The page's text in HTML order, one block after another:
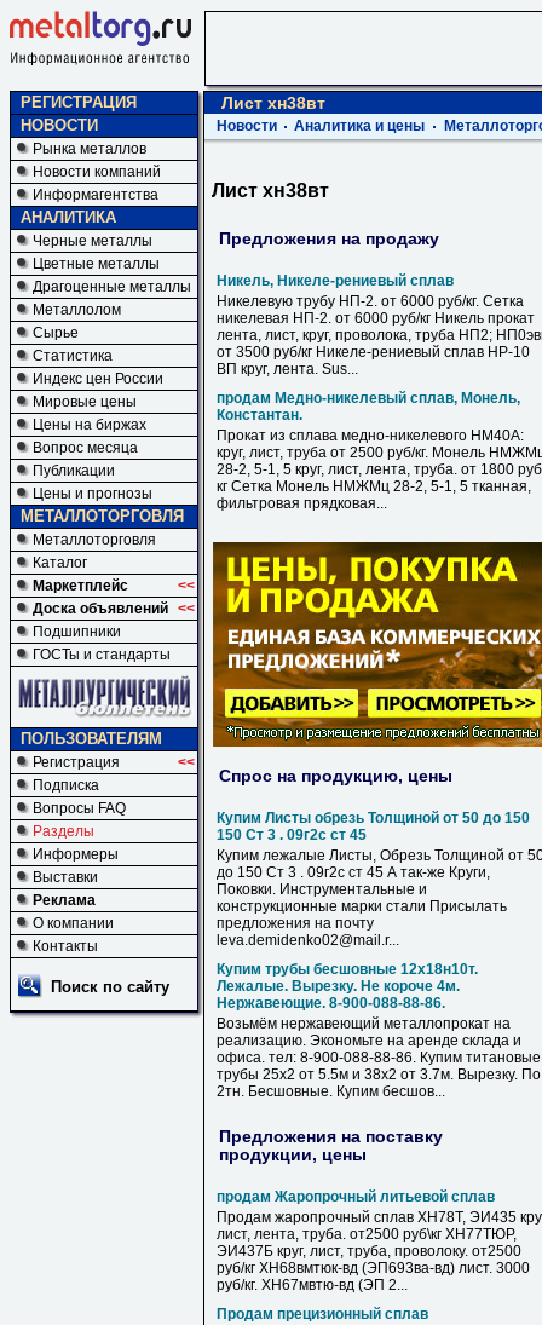
РЕГИСТРАЦИЯ
НОВОСТИ
Рынка металлов
Новости компаний
Информагентства
АНАЛИТИКА
Черные металлы
Цветные металлы
Драгоценные металлы
Металлолом
Сырье
Статистика
Индекс цен России
Мировые цены
Цены на биржах
Вопрос месяца
Публикации
Цены и прогнозы
МЕТАЛЛОТОРГОВЛЯ
Металлоторговля
Каталог
Маркетплейс
<<
Доска объявлений <<
Подшипники
ГОСТы и стандарты
ПОЛЬЗОВАТЕЛЯМ
Регистрация
<<
Подписка
Вопросы FAQ
Разделы
Информеры
Выставки
Реклама
О компании
Контакты
Поиск по сайту
Лист хн38вт
Новости Аналитика и цены
Лист хн38вт
Предложения на продажу
Никель, Никеле-рениевый сплав
Никелевую трубу НП-2. от 6000 руб/кг. Сетка
никелевая НП-2. от 6000 руб/кг Никель прокат
лента, лист, круг, проволока, труба НП2;
от 3500 руб/кг Никеле-рениевый сплав НР-10
ВП круг, лента. Sus...
продам Медно-никелевый сплав, Монель,
Константан.
Прокат из сплава медно-никелевого НМ40А:
круг, лист, труба от 2500 руб/кг. Монель
28-2, 5-1, 5 круг, лист, лента, труба. от 1800
кг Сетка Монель НМЖМц 28-2, 5-1, 5 тканная,
фильтровая прядковая...
Спрос на продукцию, цены
Купим Листы обрезь Толщиной от 50 до 150
150 Ст 3 . 09г2с ст 45
Купим лежалые Листы, Обрезь Толщиной от
до 150 Ст 3 . 09г2с ст 45 А так-же Круги,
Поковки. Инструментальные и
конструкционные марки стали Присылать
предложения на почту
leva.demidenko02@mail.r...
Купим трубы бесшовные 12х18н10т.
Лежалые. Вырезку. Не короче 4м.
Нержавеющие. 8-900-088-88-86.
Возьмём нержавеющий металлопрокат на
реализацию. Экономьте на аренде склада и
офиса. тел: 8-900-088-88-86. Купим титановые
трубы 25х2 от 5.5м и 38х2 от 3.7м. Вырезку. По
2тн. Бесшовные. Купим бесшов...
Предложения на поставку
продукции, цены
продам Жаропрочный литьевой сплав
Продам жаропрочный сплав ХН78Т, ЭИ435
лист, лента, труба. от2500 руб\кг ХН77ТЮР,
ЭИ437Б круг, лист, труба, проволоку. от2500
руб/кг ХН68вмтюк-вд (ЭП693ва-вд) лист. 3000
руб/кг. ХН67мвтю-вд (ЭП 2...
Продам прецизионный сплав